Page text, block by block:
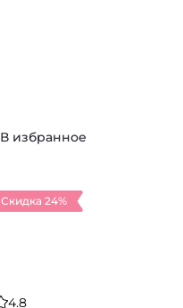
В избранное
Скидка 24%
4.8